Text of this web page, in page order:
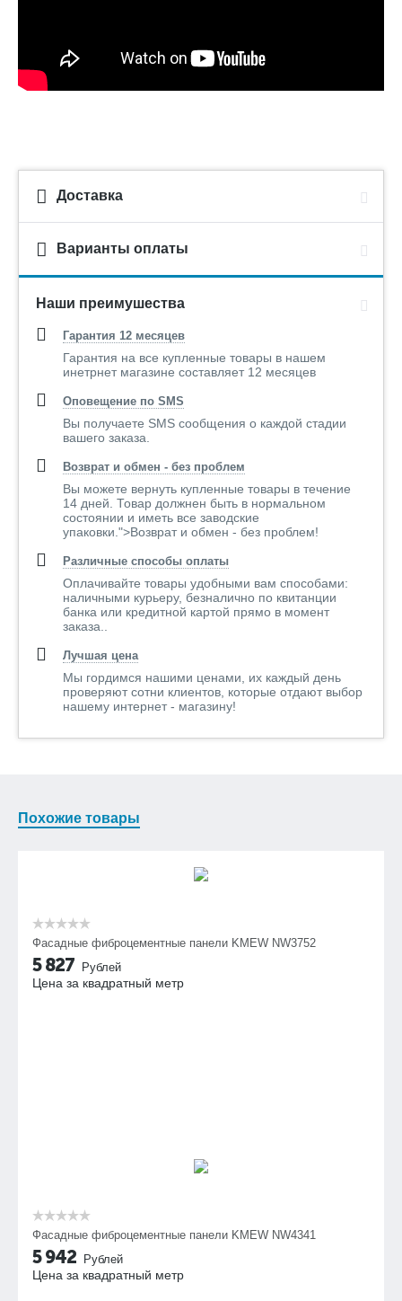
Доставка
Варианты оплаты
Наши преимушества
Гарантия 12 месяцев
Гарантия на все купленные товары в нашем
инетрнет магазине составляет 12 месяцев
Оповещение по SMS
Вы получаете SMS сообщения о каждой стадии
вашего заказа.
Возврат и обмен - без проблем
Вы можете вернуть купленные товары в течение
14 дней. Товар должнен быть в нормальном
состоянии и иметь все заводские
упаковки.">Возврат и обмен - без проблем!
Различные способы оплаты
Оплачивайте товары удобными вам способами:
наличными курьеру, безналично по квитанции
банка или кредитной картой прямо в момент
заказа..
Лучшая цена
Мы гордимся нашими ценами, их каждый день
проверяют сотни клиентов, которые отдают выбор
нашему интернет - магазину!
Похожие товары
Фасадные фиброцементные панели KMEW NW3752
5 827 Рублей
Цена за квадратный метр
Фасадные фиброцементные панели KMEW NW4341
5 942 Рублей
Цена за квадратный метр